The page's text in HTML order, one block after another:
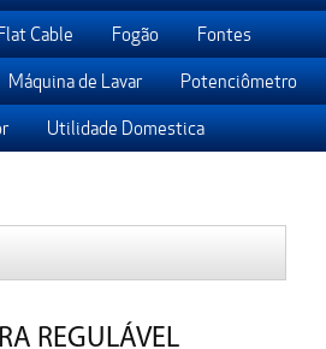
Cable Fogão Fontes
Máquina de Lavar Potenciômetro
Utilidade Domestica
REGULÁVEL